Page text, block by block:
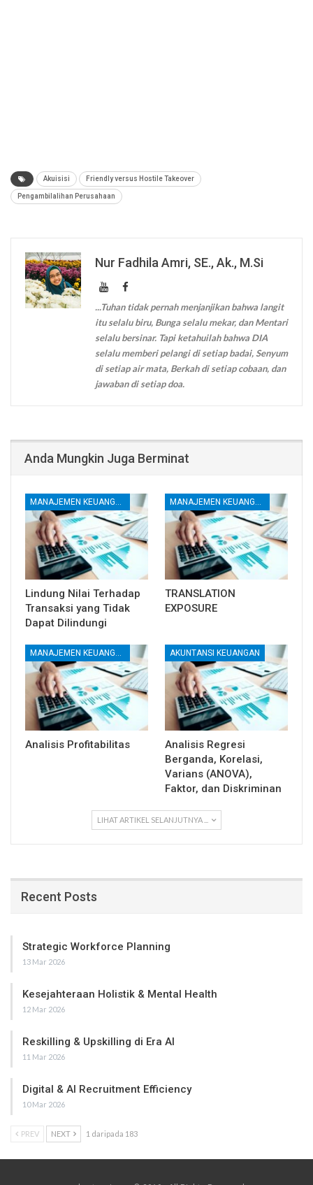
Akuisisi Friendly versus Hostile Takeover
Pengambilalihan Perusahaan
Nur Fadhila Amri, SE., Ak., M.Si
...Tuhan tidak pernah menjanjikan bahwa langit
itu selalu biru, Bunga selalu mekar, dan Mentari
selalu bersinar. Tapi ketahuilah bahwa DIA
selalu memberi pelangi di setiap badai, Senyum
di setiap air mata, Berkah di setiap cobaan, dan
jawaban di setiap doa.
Anda Mungkin Juga Berminat
Lindung Nilai Terhadap
Transaksi yang Tidak
Dapat Dilindungi
TRANSLATION
EXPOSURE
Analisis Profitabilitas
AKUNTANSI KEUANGAN
Analisis Regresi
Berganda, Korelasi,
Varians (ANOVA),
Faktor, dan Diskriminan
LIHAT ARTIKEL SELANJUTNYA ...
Recent Posts
Strategic Workforce Planning
13 Mar 2026
Kesejahteraan Holistik & Mental Health
12 Mar 2026
Reskilling & Upskilling di Era AI
11 Mar 2026
Digital & AI Recruitment Efficiency
10 Mar 2026
PREV NEXT 1 daripada 183